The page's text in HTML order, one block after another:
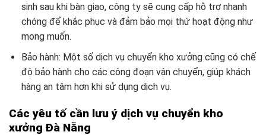
sinh sau khi bàn giao, công ty sẽ cung cấp hỗ trợ nhanh
chóng để khắc phục và đảm bảo mọi thứ hoạt động như
mong muốn.
Bảo hành: Một số dịch vụ chuyển kho xưởng cũng có chế
độ bảo hành cho các công đoạn vận chuyển, giúp khách
hàng an tâm hơn khi sử dụng dịch vụ.
Các yêu tố cần lưu ý dịch vụ chuyển kho
xưởng Đà Nẵng